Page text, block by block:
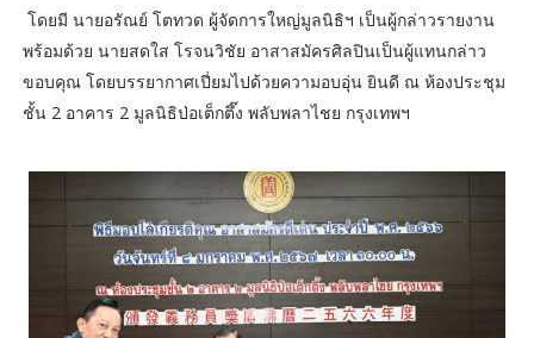
โดยมี นายอรัณย์ โตทวด ผู้จัดการใหญ่มูลนิธิฯ เป็นผู้กล่าวรายงาน
พร้อมด้วย นายสดใส โรจนวิชัย อาสาสมัครศิลปินเป็นผู้แทนกล่าว
ขอบคุณ โดยบรรยากาศเปี่ยมไปด้วยความอบอุ่น ยินดี ณ ห้องประชุม
ชั้น 2 อาคาร 2 มูลนิธิป่อเต็กตึ๊ง พลับพลาไชย กรุงเทพฯ